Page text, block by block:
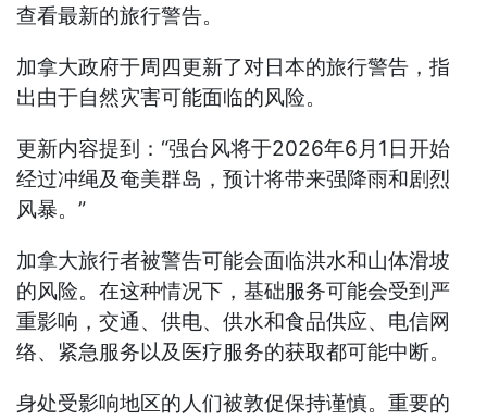
查看最新的旅行警告。
加拿大政府于周四更新了对日本的旅行警告，指
出由于自然灾害可能面临的风险。
更新内容提到：“强台风将于2026年6月1日开始
经过冲绳及奄美群岛，预计将带来强降雨和剧烈
风暴。”
加拿大旅行者被警告可能会面临洪水和山体滑坡
的风险。在这种情况下，基础服务可能会受到严
重影响，交通、供电、供水和食品供应、电信网
络、紧急服务以及医疗服务的获取都可能中断。
身处受影响地区的人们被敦促保持谨慎。重要的